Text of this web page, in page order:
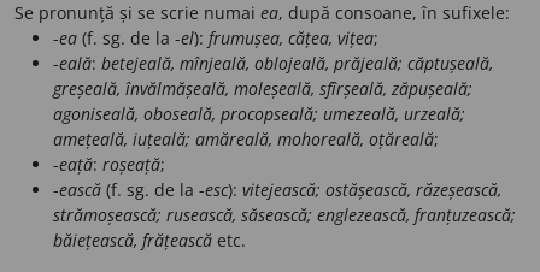
Se pronunță și se scrie numai ea, după consoane, în sufixele:
-ea (f. sg. de la -el): frumușea, cățea, vițea;
-eală: betejeală, mînjeală, oblojeală, prăjeală; căptușeală,
greșeală, învălmășeală, moleșeală, sfîrșeală, zăpușeală;
agoniseală, oboseală, procopseală; umezeală, urzeală;
amețeală, iuțeală; amăreală, mohoreală, oțăreală;
-eață: roșeață;
-ească (f. sg. de la -esc): vitejească; ostășească, răzeșească,
strămoșească; rusească, săsească; englezească, franțuzească;
băiețească, frățească etc.